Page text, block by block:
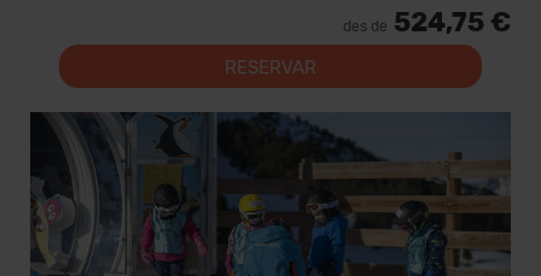
des de 524,75 €
RESERVAR